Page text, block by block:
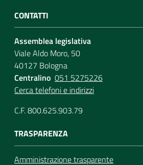
CONTATTI
Assemblea legislativa
Viale Aldo Moro, 50
40127 Bologna
Centralino 051 5275226
Cerca telefoni e indirizzi
C.F. 800.625.903.79
TRASPARENZA
Amministrazione trasparente